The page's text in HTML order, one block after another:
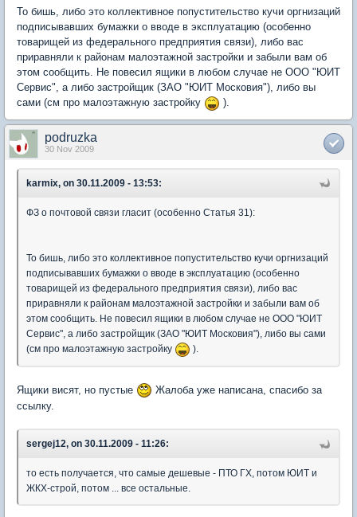
То бишь, либо это коллективное попустительство кучи оргнизаций
подписывавших бумажки о вводе в эксплуатацию (особенно
товарищей из федерального предприятия связи), либо вас
приравняли к районам малоэтажной застройки и забыли вам об
этом сообщить. Не повесил ящики в любом случае не ООО "ЮИТ
Сервис", а либо застройщик (ЗАО "ЮИТ Московия"), либо вы
сами (см про малоэтажную застройку
).
podruzka
30 Nov 2009
karmix, on 30.11.2009 - 13:53:
ФЗ о почтовой связи гласит (особенно Статья 31):
То бишь, либо это коллективное попустительство кучи оргнизаций
подписывавших бумажки о вводе в эксплуатацию (особенно
товарищей из федерального предприятия связи), либо вас
приравняли к районам малоэтажной застройки и забыли вам об
этом сообщить. Не повесил ящики в любом случае не ООО "ЮИТ
Сервис", а либо застройщик (ЗАО "ЮИТ Московия"), либо вы сами
(см про малоэтажную застройку
).
Ящики висят, но пустые
Жалоба уже написана, спасибо за
ссылку.
sergej12, on 30.11.2009 - 11:26:
то есть получается, что самые дешевые - ПТО ГХ, потом ЮИТ и
ЖКХ-строй, потом ... все остальные.